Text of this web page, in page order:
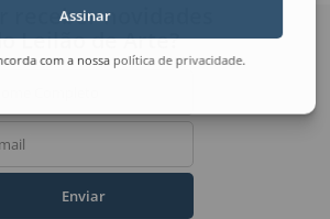
Assinar
com a nossa política de privacidade.
receber novidades
Leilão de Arte?
Enviar